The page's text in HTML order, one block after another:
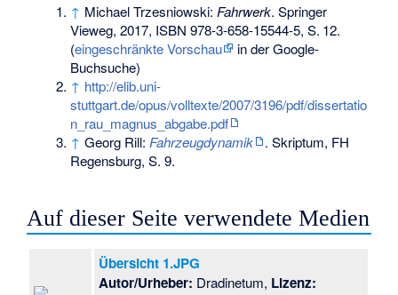
↑ Michael Trzesniowski: Fahrwerk. Springer
Vieweg, 2017, ISBN 978-3-658-15544-5,S. 12.
(eingeschränkte Vorschau
in der Google-
Buchsuche)
↑ http://elib.uni-
stuttgart.de/opus/volltexte/2007/3196/pdf/dissertatio
n_rau_magnus_abgabe.pdf
↑ Georg Rill: Fahrzeugdynamik
. Skriptum, FH
Regensburg, S. 9.
Auf dieser Seite verwendete Medien
Übersicht 1.JPG
Autor/Urheber: Dradinetum, Lizenz: